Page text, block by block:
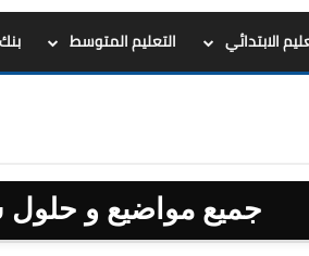
الابتدائي التعليم المتوسط
جميع مواضيع و حلول